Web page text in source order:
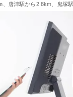
、唐津駅から2.8km、鬼塚